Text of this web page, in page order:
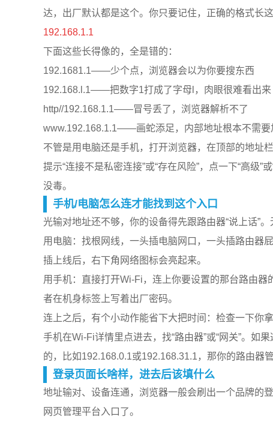
达，出厂默认都是这个。你只要记住，正确的格式长这
192.168.1.1
下面这些长得像的，全是错的：
192.1681.1——少个点，浏览器会以为你要搜东西
192.168.l.1——把数字1打成了字母l，肉眼很难看出来
http//192.168.1.1——冒号丢了，浏览器解析不了
www.192.168.1.1——画蛇添足，内部地址根本不需要
不管是用电脑还是手机，打开浏览器，在顶部的地址
提示“连接不是私密连接”或“存在风险”，点一下“高级
没毒。
手机/电脑怎么连才能找到这个入口
光输对地址还不够，你的设备得先跟路由器“说上话”
用电脑：找根网线，一头插电脑网口，一头插路由器
插上线后，右下角网络图标会亮起来。
用手机：直接打开Wi-Fi，连上你要设置的那台路由
者在机身标签上写着出厂密码。
连上之后，有个小动作能省下大把时间：检查一下你
手机在Wi-Fi详情里点进去，找“路由器”或“网关”。如
的，比如192.168.0.1或192.168.31.1，那你的路由器
登录页面长啥样，进去后该填什么
地址输对、设备连通，浏览器一般会刷出一个品牌的
网页管理平台入口了。